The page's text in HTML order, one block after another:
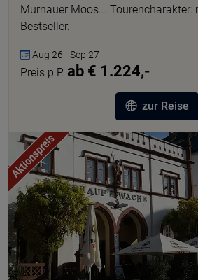
Murnauer Moos... Tourencharakter:
Bestseller.
Aug 26 - Sep 27
Preis p.P. ab € 1.224,-
zur Reise